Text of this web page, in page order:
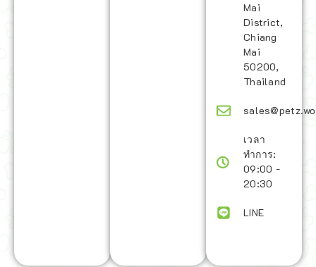
Mai
District,
Chiang
Mai
50200,
Thailand
เวลา
ทำการ:
09:00 -
20:30
LINE